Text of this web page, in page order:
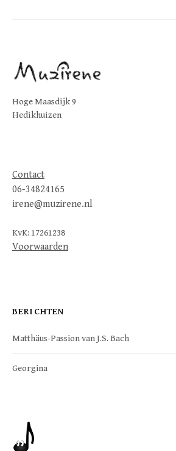
Hoge Maasdijk 9
Hedikhuizen
Contact
06-34824165
irene@muzirene.nl
KvK: 17261238
Voorwaarden
BERICHTEN
Matthäus-Passion van J.S. Bach
Georgina